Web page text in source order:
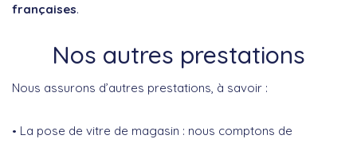
françaises.
Nos autres prestations
Nous assurons d’autres prestations, à savoir :
La pose de vitre de magasin : nous comptons de